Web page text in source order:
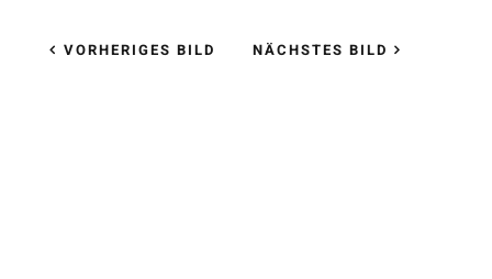
VORHERIGES BILD NÄCHSTES BILD